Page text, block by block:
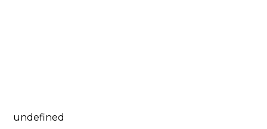
undefined